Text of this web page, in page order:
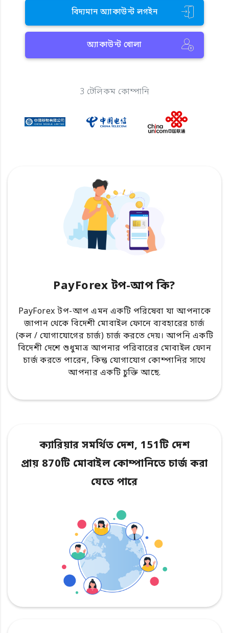
বিদ্যমান অ্যাকাউন্ট লগইন
অ্যাকাউন্ট খোলা
3 টেলিকম কোম্পানি
PayForex টপ-আপ কি?
PayForex টপ-আপ এমন একটি পরিষেবা যা আপনাকে
জাপান থেকে বিদেশী মোবাইল ফোনে ব্যবহারের চার্জ
(কল / যোগাযোগের চার্জ) চার্জ করতে দেয়। আপনি একটি
বিদেশী দেশে শুধুমাত্র আপনার পরিবারের মোবাইল ফোন
চার্জ করতে পারেন, কিন্তু যোগাযোগ কোম্পানির সাথে
আপনার একটি চুক্তি আছে.
ক্যারিয়ার সমর্থিত দেশ, 151টি দেশ
প্রায় 870টি মোবাইল কোম্পানিতে চার্জ করা
যেতে পারে